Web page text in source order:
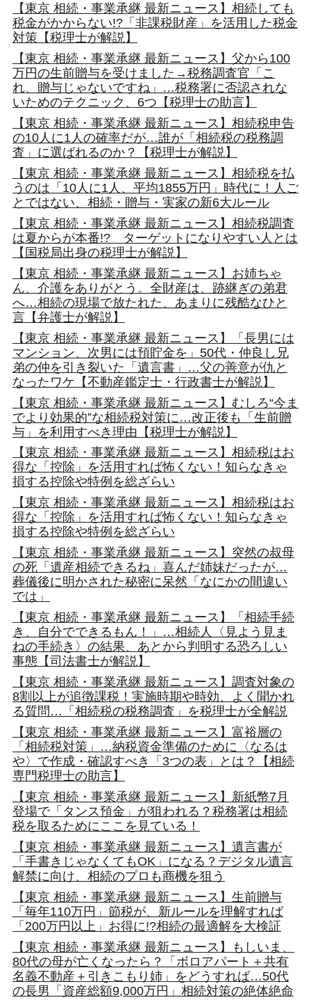
【東京 相続・事業承継 最新ニュース】相続しても
税金がかからない!?「非課税財産」を活用した税金
対策【税理士が解説】
【東京 相続・事業承継 最新ニュース】父から100
万円の生前贈与を受けました→税務調査官「こ
れ、贈与じゃないですね」…税務署に否認されな
いためのテクニック、6つ【税理士の助言】
【東京 相続・事業承継 最新ニュース】相続税申告
の10人に1人の確率だが…誰が「相続税の税務調
査」に選ばれるのか？【税理士が解説】
【東京 相続・事業承継 最新ニュース】相続税を払
うのは「10人に1人、平均1855万円」時代に！人ご
とではない、相続・贈与・実家の新6大ルール
【東京 相続・事業承継 最新ニュース】相続税調査
は夏からが本番!? ターゲットになりやすい人とは
【国税局出身の税理士が解説】
【東京 相続・事業承継 最新ニュース】お姉ちゃ
ん、介護をありがとう。全財産は、跡継ぎの弟君
へ…相続の現場で放たれた、あまりに残酷なひと
言【弁護士が解説】
【東京 相続・事業承継 最新ニュース】「長男には
マンション、次男には預貯金を」50代・仲良し兄
弟の仲を引き裂いた「遺言書」…父の善意が仇と
なったワケ【不動産鑑定士・行政書士が解説】
【東京 相続・事業承継 最新ニュース】むしろ“今ま
でより効果的”な相続税対策に…改正後も「生前贈
与」を利用すべき理由【税理士が解説】
【東京 相続・事業承継 最新ニュース】相続税はお
得な「控除」を活用すれば怖くない！知らなきゃ
損する控除や特例を総ざらい
【東京 相続・事業承継 最新ニュース】相続税はお
得な「控除」を活用すれば怖くない！知らなきゃ
損する控除や特例を総ざらい
【東京 相続・事業承継 最新ニュース】突然の叔母
の死「遺産相続できるね」喜んだ姉妹だったが…
葬儀後に明かされた秘密に呆然「なにかの間違い
では」
【東京 相続・事業承継 最新ニュース】「相続手続
き、自分でできるもん！」…相続人〈見よう見ま
ねの手続き〉の結果、あとから判明する恐ろしい
事態【司法書士が解説】
【東京 相続・事業承継 最新ニュース】調査対象の
8割以上が追徴課税！実施時期や時効、よく聞かれ
る質問…「相続税の税務調査」を税理士が全解説
【東京 相続・事業承継 最新ニュース】富裕層の
「相続税対策」…納税資金準備のために〈なるは
や〉で作成・確認すべき「3つの表」とは？【相続
専門税理士の助言】
【東京 相続・事業承継 最新ニュース】新紙幣7月
登場で「タンス預金」が狙われる？税務署は相続
税を取るためにここを見ている！
【東京 相続・事業承継 最新ニュース】遺言書が
「手書きじゃなくてもOK」になる？デジタル遺言
解禁に向け、相続のプロも商機を狙う
【東京 相続・事業承継 最新ニュース】生前贈与
「毎年110万円」節税が、新ルールを理解すれば
「200万円以上」お得に!?相続の最適解を大検証
【東京 相続・事業承継 最新ニュース】もしいま、
80代の母が亡くなったら？「ボロアパート＋共有
名義不動産＋引きこもり姉」をどうすれば…50代
の長男「資産総額9,000万円」相続対策の絶体絶命